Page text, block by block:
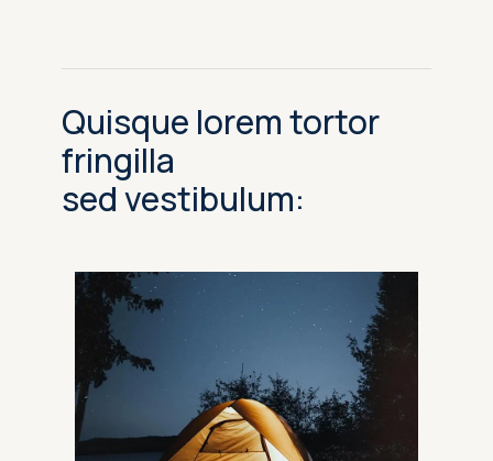
Quisque lorem tortor
fringilla
sed vestibulum: